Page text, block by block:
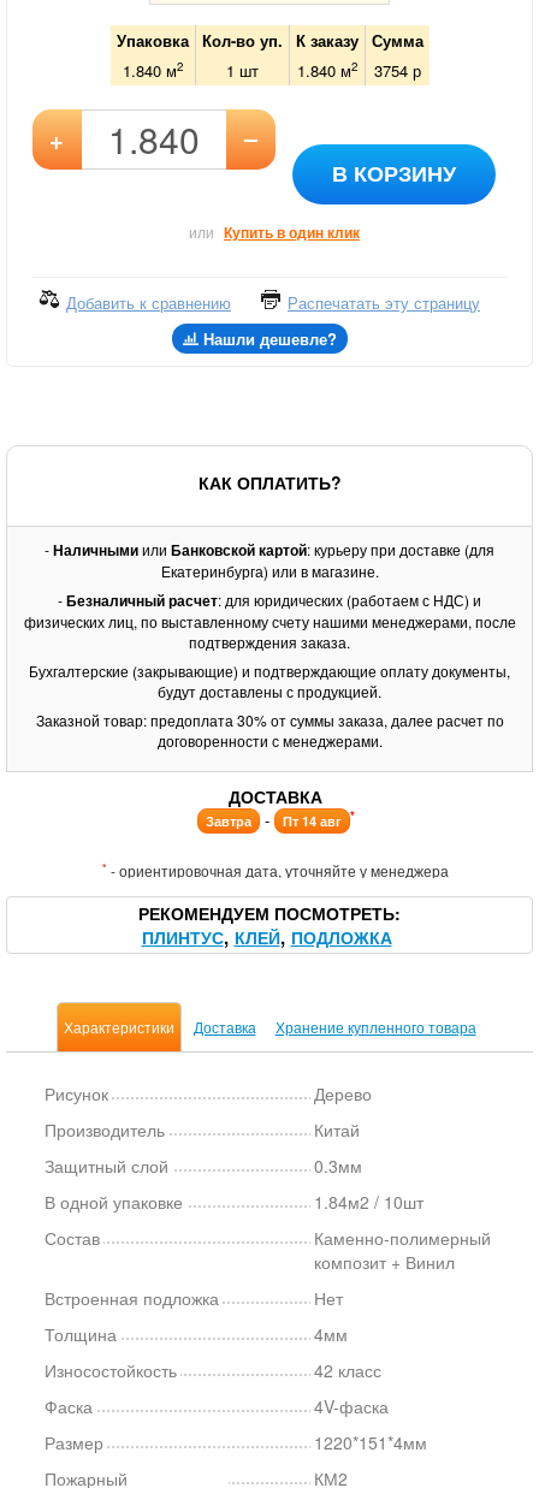
Упаковка Кол-во уп. К заказу
Сумма
1.840 м2 1 шт 1.840м2 3754р
+ –
В КОРЗИНУ
или Купить в один клик
Добавить к сравнению
Распечатать эту страницу
Нашли дешевле?
КАК ОПЛАТИТЬ?
-Наличнымиили Банковской картой: курьеру при доставке (для
Екатеринбурга) или в магазине.
-Безналичный расчет: для юридических (работаем с НДС) и
физических лиц, по выставленному счету нашими менеджерами, после
подтверждения заказа.
Бухгалтерские (закрывающие) и подтверждающие оплату документы,
будут доставлены с продукцией.
Заказной товар: предоплата 30% от суммы заказа, далее расчет по
договоренности с менеджерами.
ДОСТАВКА
Завтра - Пт 14 авг *
* - ориентировочная дата, уточняйте у менеджера
РЕКОМЕНДУЕМ ПОСМОТРЕТЬ
ПЛИНТУС КЛЕЙ ПОДЛОЖКА
Характеристики Доставка Хранение купленного товара
Рисунок
Дерево
Производитель
Китай
Защитный слой
0.3мм
В одной упаковке
1.84м2 / 10шт
Состав
Каменно-полимерный
композит + Винил
Встроенная подложка
Нет
Толщина
4мм
Износостойкость
42 класс
Фаска
4V-фаска
Размер
1220*151*4мм
Пожарный
КМ2